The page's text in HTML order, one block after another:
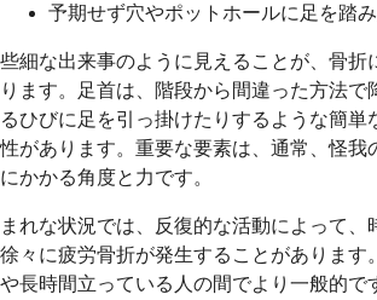
予期せず穴やポットホールに足を踏
些細な出来事のように見えることが、骨折
ります。足首は、階段から間違った方法で
るひびに足を引っ掛けたりするような簡単
性があります。重要な要素は、通常、怪我
にかかる角度と力です。
まれな状況では、反復的な活動によって、
徐々に疲労骨折が発生することがあります
や長時間立っている人の間でより一般的で